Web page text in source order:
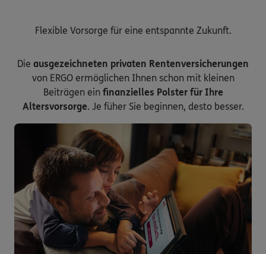
Flexible Vorsorge für eine entspannte Zukunft.
Die ausgezeichneten privaten Rentenversicherungen
von ERGO ermöglichen Ihnen schon mit kleinen
Beiträgen ein finanzielles Polster für Ihre
Altersvorsorge. Je füher Sie beginnen, desto besser.